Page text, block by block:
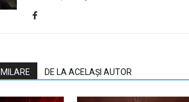
DE LA ACELAȘI AUTOR